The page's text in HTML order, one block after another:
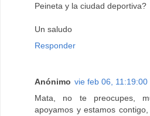
Peineta y la ciudad deportiva?
Un saludo
Responder
Anónimo vie feb 06, 11:19:00
Mata, no te preocupes,
apoyamos y estamos